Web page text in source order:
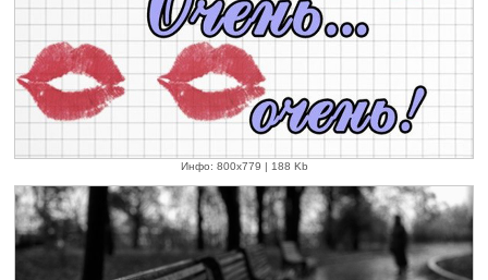
Инфо: 800х779 | 188 Kb